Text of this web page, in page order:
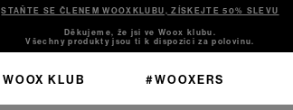
STAŇTE SE ČLENEM WOOXKLUBU, ZÍSKEJTE 50% SLEVU
Děkujeme, že jsi ve Woox klubu.
Všechny produkty jsou ti k dispozici za polovinu.
WOOX KLUB #WOOXERS